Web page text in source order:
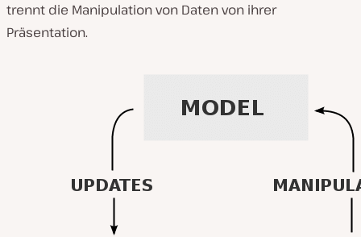
trennt die Manipulation von Daten von ihrer
Präsentation.